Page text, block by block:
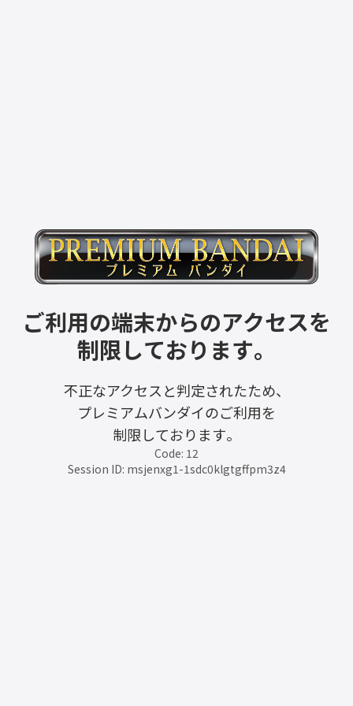
ご利用の端末からのアクセスを
制限しております。
不正なアクセスと判定されたため、
プレミアムバンダイのご利用を
制限しております。
Code: 12
Session ID: msjenxg1-1sdc0klgtgffpm3z4